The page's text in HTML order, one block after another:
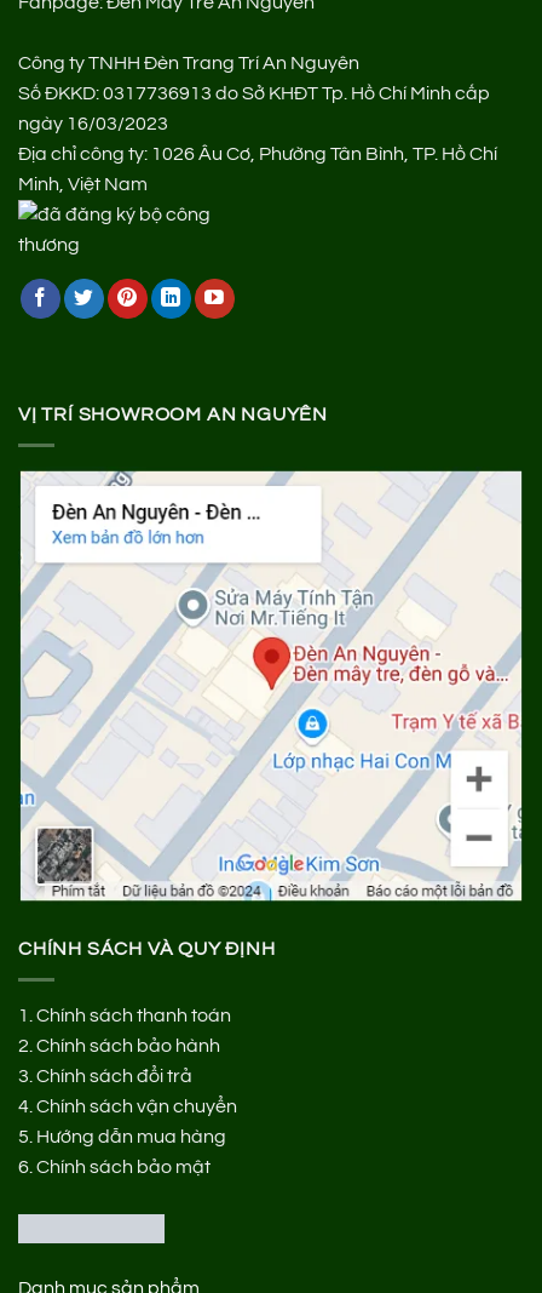
Công ty TNHH Đèn Trang Trí An Nguyên
Số ĐKKD: 0317736913 do Sở KHĐT Tp. Hồ Chí Minh cấp
ngày 16/03/2023
Địa chỉ công ty: 1026 Âu Cơ, Phường Tân Bình, TP. Hồ Chí
Minh, Việt Nam
VỊ TRÍ SHOWROOM AN NGUYÊN
CHÍNH SÁCH VÀ QUY ĐỊNH
1. Chính sách thanh toán
2. Chính sách bảo hành
3. Chính sách đổi trả
4. Chính sách vận chuyển
5. Hướng dẫn mua hàng
6. Chính sách bảo mật
Danh mục sản phẩm